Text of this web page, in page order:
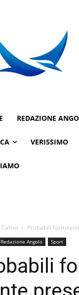
REDAZIONE
VERISSIMO
Calcio Probabili
Redazione Angolo Sport